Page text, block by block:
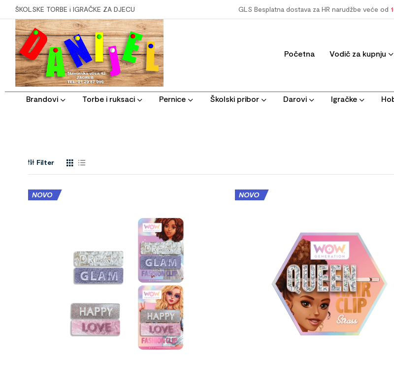
ŠKOLSKE TORBE i IGRAČKE ZA DJECU GLS Besplatna dostava za HR narudžbe veće od
Početna Vodič za kupnju
Brandovi Torbe i ruksaci Pernice Školski pribor Darovi Igračke
Filter
NOVO NOVO